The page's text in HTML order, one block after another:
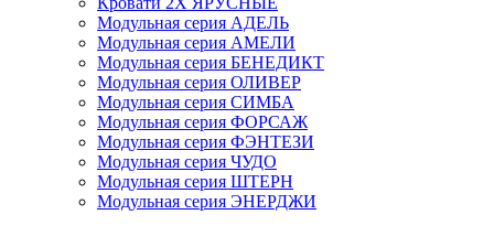
Модульная серия АДЕЛЬ
Модульная серия АМЕЛИ
Модульная серия БЕНЕДИКТ
Модульная серия ОЛИВЕР
Модульная серия СИМБА
Модульная серия ФОРСАЖ
Модульная серия ФЭНТЕЗИ
Модульная серия ЧУДО
Модульная серия ШТЕРН
Модульная серия ЭНЕРДЖИ